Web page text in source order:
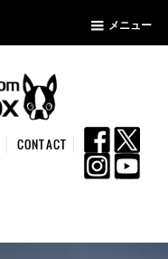
メニュー
CONTACT